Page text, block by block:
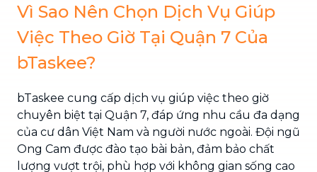
Vì Sao Nên Chọn Dịch Vụ Giúp
Việc Theo Giờ Tại Quận 7 Của
bTaskee?
bTaskee cung cấp dịch vụ giúp việc theo giờ
chuyên biệt tại Quận 7, đáp ứng nhu cầu đa dạng
của cư dân Việt Nam và người nước ngoài. Đội ngũ
Ong Cam được đào tạo bài bản, đảm bảo chất
lượng vượt trội, phù hợp với không gian sống cao